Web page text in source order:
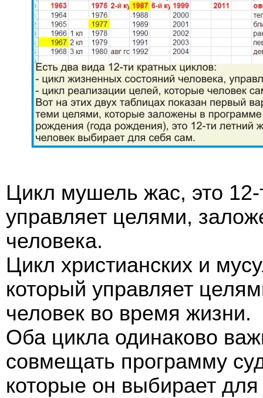
Цикл мушель жас, это
управляет целями,
человека.
Цикл христианских и
который управляет
человек во время жизни.
Оба цикла одинаково
совмещать программу
которые он выбирает